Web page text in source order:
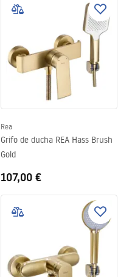
Rea
Grifo de ducha REA Hass Brush
Gold
107,00 €